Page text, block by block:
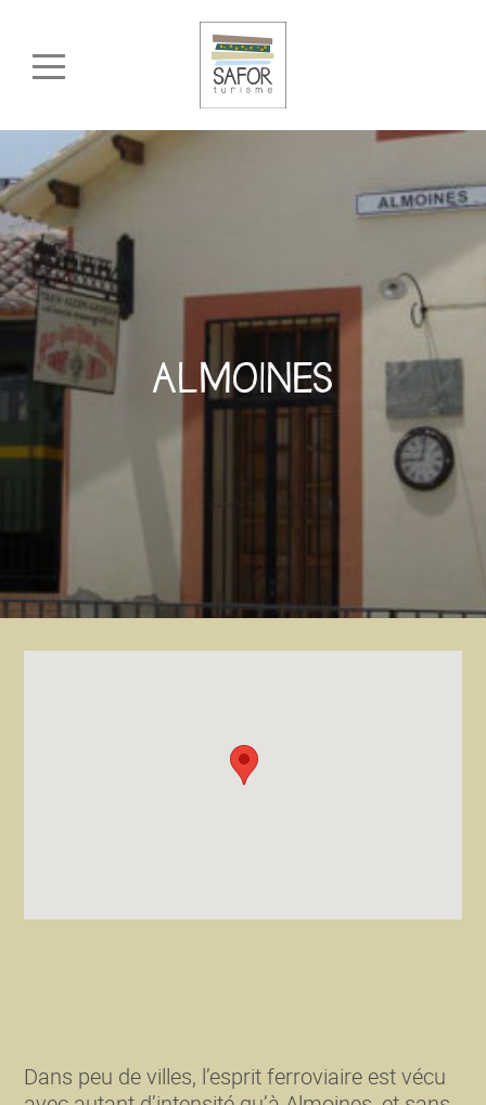
ALMOINES
Dans peu de villes, l’esprit ferroviaire est vécu